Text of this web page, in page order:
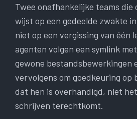
Twee onafhankelijke teams
wijst op een gedeelde zwakte
niet op een vergissing van één
agenten volgen een symlink
gewone bestandsbewerkingen
vervolgens om goedkeuring op
dat hen is overhandigd, niet
schrijven terechtkomt.